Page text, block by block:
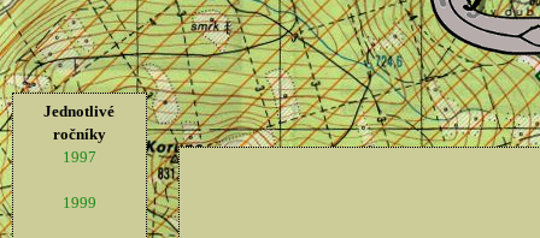
Jednotlivé
ročníky
1997
1999